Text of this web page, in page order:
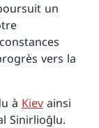
un
vers la
à Kiev ainsi
Sinirlioğlu.